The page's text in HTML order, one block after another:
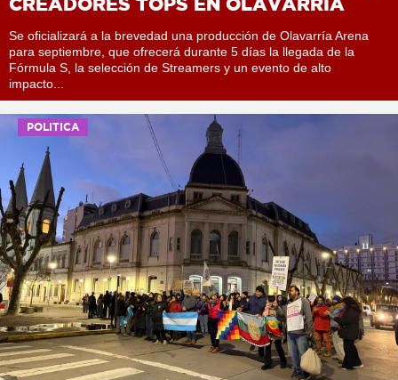
Se oficializará a la brevedad una producción de Olavarría Arena
para septiembre, que ofrecerá durante 5 días la llegada de la
Fórmula S, la selección de Streamers y un evento de alto
impacto...
POLITICA